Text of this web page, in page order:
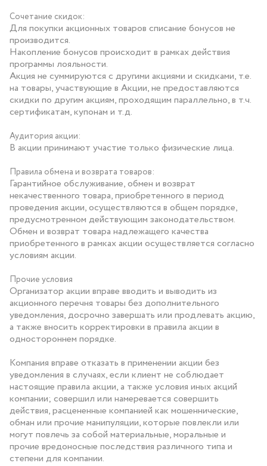
Сочетание скидок:
Для покупки акционных товаров списание бонусов не
производится.
Накопление бонусов происходит в рамках действия
программы лояльности.
Акция не суммируются с другими акциями и скидками, т.е.
на товары, участвующие в Акции, не предоставляются
скидки по другим акциям, проходящим параллельно, в т.ч.
сертификатам, купонам и т.д.
Аудитория акции:
В акции принимают участие только физические лица.
Правила обмена и возврата товаров:
Гарантийное обслуживание, обмен и возврат
некачественного товара, приобретенного в период
проведения акции, осуществляются в общем порядке,
предусмотренном действующим законодательством.
Обмен и возврат товара надлежащего качества
приобретенного в рамках акции осуществляется согласно
условиям акции.
Прочие условия
Организатор акции вправе вводить и выводить из
акционного перечня товары без дополнительного
уведомления, досрочно завершать или продлевать акцию,
а также вносить корректировки в правила акции в
одностороннем порядке.
Компания вправе отказать в применении акции без
уведомления в случаях, если клиент не соблюдает
настоящие правила акции, а также условия иных акций
компании; совершил или намеревается совершить
действия, расцененные компанией как мошеннические,
обман или прочие манипуляции, которые повлекли или
могут повлечь за собой материальные, моральные и
прочие вредоносные последствия различного типа и
степени для компании.